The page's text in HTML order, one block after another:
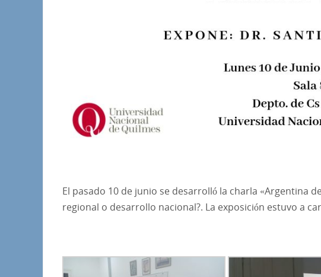
El pasado 10 de junio se desarrolló la charla «Argentina
regional o desarrollo nacional?. La exposición estuvo a